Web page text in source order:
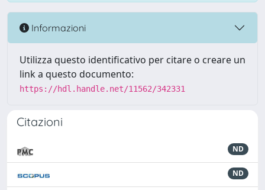
Informazioni
Utilizza questo identificativo per citare o creare un
link a questo documento:
https://hdl.handle.net/11562/342331
Citazioni
ND
ND